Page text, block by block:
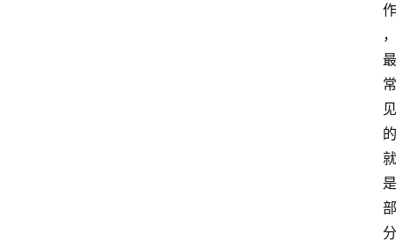
作
，
最
常
见
的
就
是
部
分